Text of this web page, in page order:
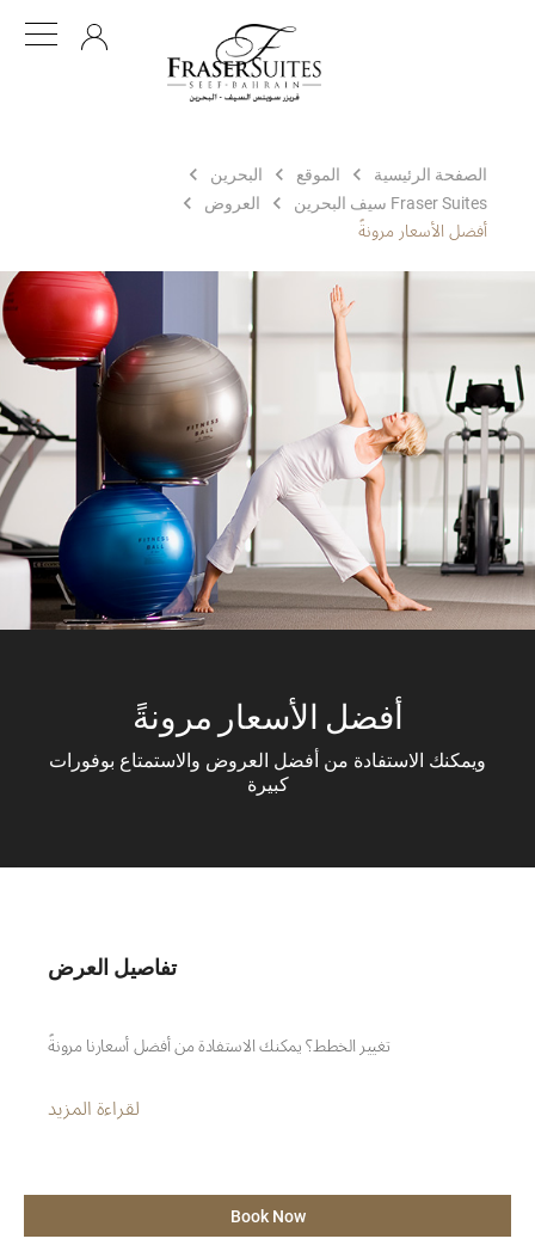
الصفحة الرئيسية الموقع
البحرين
Fraser Suites سيف البحرين
العروض
أفضل الأسعار مرونةً
أفضل الأسعار مرونةً
ويمكنك الاستفادة من أفضل العروض والاستمتاع بوفورات
كبيرة
تفاصيل العرض
تغيير الخطط؟ يمكنك الاستفادة من أفضل أسعارنا مرونةً
لقراءة المزيد
Book Now